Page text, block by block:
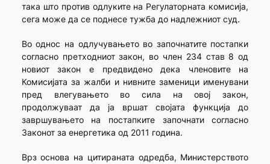
така што против одлуките на Регулаторната комисија,
сега може да се поднесе тужба до надлежниот суд.
Во однос на одлучувањето во започнатите постапки
согласно претходниот закон, во член 234 став 8 од
новиот закон е предвидено дека членовите на
Комисијата за жалби и нивните заменици именувани
пред влегувањето во сила на овој закон,
продолжуваат да ја вршат својата функција до
завршувањето на постапките започнати согласно
Законот за енергетика од 2011 година.
Врз основа на цитираната одредба, Министерството